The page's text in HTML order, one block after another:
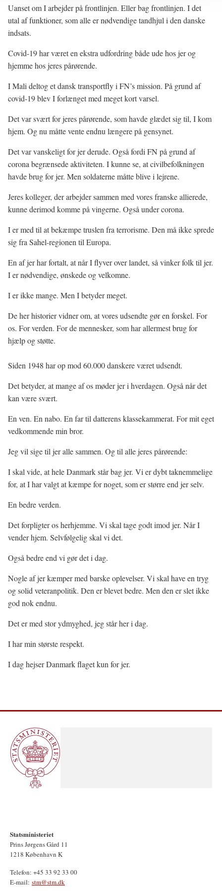
Uanset om I arbejder på frontlinjen. Eller bag frontlinjen. I det
utal af funktioner, som alle er nødvendige tandhjul i den danske
indsats.
Covid-19 har været en ekstra udfordring både ude hos jer og
hjemme hos jeres pårørende.
I Mali deltog et dansk transportfly i FN’s mission. På grund af
covid-19 blev I forlænget med meget kort varsel.
Det var svært for jeres pårørende, som havde glædet sig til, I kom
hjem. Og nu måtte vente endnu længere på gensynet.
Det var vanskeligt for jer derude. Også fordi FN på grund af
corona begrænsede aktiviteten. I kunne se, at civilbefolkningen
havde brug for jer. Men soldaterne måtte blive i lejrene.
Jeres kolleger, der arbejder sammen med vores franske allierede,
kunne derimod komme på vingerne. Også under corona.
I er med til at bekæmpe truslen fra terrorisme. Den må ikke sprede
sig fra Sahel-regionen til Europa.
En af jer har fortalt, at når I flyver over landet, så vinker folk til jer.
I er nødvendige, ønskede og velkomne.
I er ikke mange. Men I betyder meget.
De her historier vidner om, at vores udsendte gør en forskel. For
os. For verden. For de mennesker, som har allermest brug for
hjælp og støtte.
Siden 1948 har op mod 60.000 danskere været udsendt.
Det betyder, at mange af os møder jer i hverdagen. Også når det
kan være svært.
En ven. En nabo. En far til datterens klassekammerat. For mit eget
vedkommende min bror.
Jeg vil sige til jer alle sammen. Og til alle jeres pårørende:
I skal vide, at hele Danmark står bag jer. Vi er dybt taknemmelige
for, at I har valgt at kæmpe for noget, som er større end jer selv.
En bedre verden.
Det forpligter os herhjemme. Vi skal tage godt imod jer. Når I
vender hjem. Selvfølgelig skal vi det.
Også bedre end vi gør det i dag.
Nogle af jer kæmper med barske oplevelser. Vi skal have en tryg
og solid veteranpolitik. Den er blevet bedre. Men den er slet ikke
god nok endnu.
Det er med stor ydmyghed, jeg står her i dag.
I har min største respekt.
I dag hejser Danmark flaget kun for jer.
Statsministeriet
Prins Jørgens Gård 11
1218 København K
Telefon: +45 33 92 33 00
E-mail: stm@stm.dk